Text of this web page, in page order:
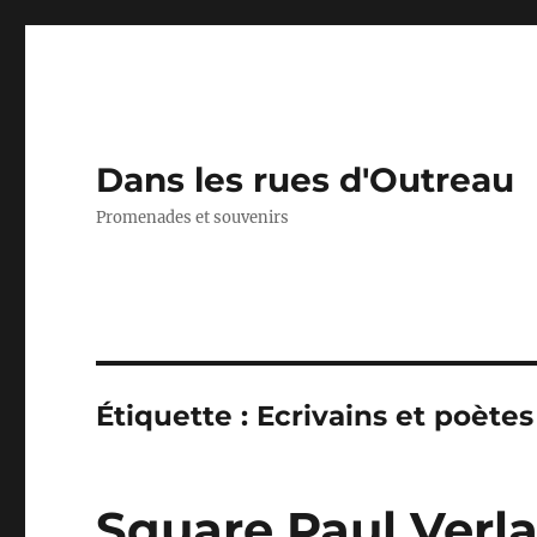
Dans les rues d'Outreau
Promenades et souvenirs
Étiquette : Ecrivains et poètes